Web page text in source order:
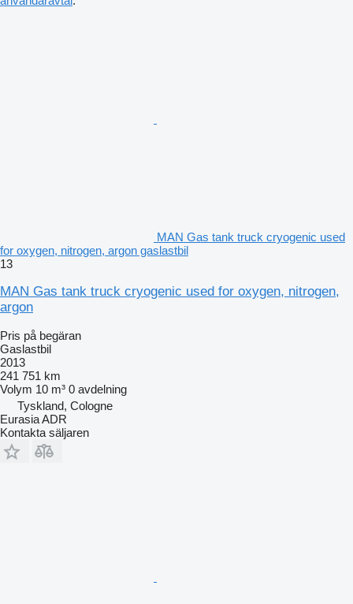
MAN Gas tank truck cryogenic used
for oxygen, nitrogen, argon gaslastbil
13
MAN Gas tank truck cryogenic used for oxygen, nitrogen,
argon
Pris på begäran
Gaslastbil
2013
241 751 km
Volym 10 m³ 0 avdelning
Tyskland, Cologne
Eurasia ADR
Kontakta säljaren